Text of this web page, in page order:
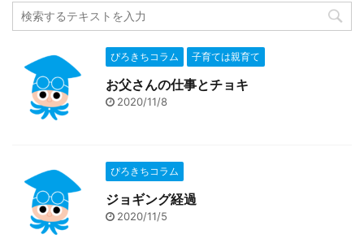
ぴろきちコラム 子育ては親育て
お父さんの仕事とチョキ
2020/11/8
ぴろきちコラム
ジョギング経過
2020/11/5